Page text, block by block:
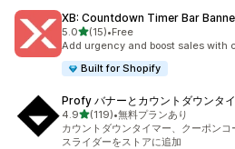
XB: Countdown Timer Bar
5.05つ星中
(15)
合計レビュー数：15件
•Free
Add urgency and boost sales with
Built for Shopify
Profy バナーとカウントダウンタ
4.95つ星中
(119)
合計レビュー数：119件
•無料プランあり
カウントダウンタイマー、クーポン
スライダーをストアに追加